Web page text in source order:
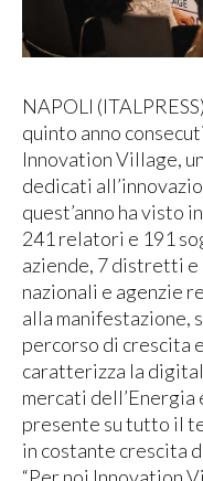
NAPOLI
quinto anno
Innovation Village,
dedicati
quest’anno ha visto
241 relatori e 191
aziende, 7 distretti e
nazionali e agenzie
alla manifestazione,
percorso di crescita
caratterizza la
mercati dell’Energia
presente su tutto il
in costante crescita
“Per noi Innovation